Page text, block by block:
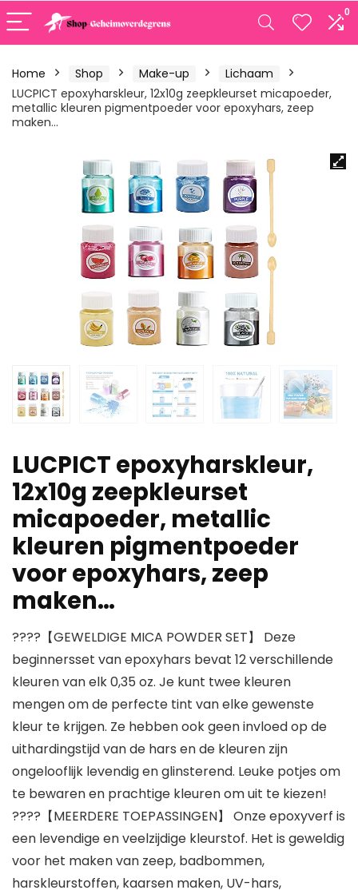
0
Home Shop Make-up
Lichaam
LUCPICT epoxyharskleur, 12x10g zeepkleurset micapoeder,
metallic kleuren pigmentpoeder voor epoxyhars, zeep
maken…
LUCPICT epoxyharskleur,
12x10g zeepkleurset
micapoeder, metallic
kleuren pigmentpoeder
voor epoxyhars, zeep
maken…
????【GEWELDIGE MICA POWDER SET】 Deze
beginnersset van epoxyhars bevat 12 verschillende
kleuren van elk 0,35 oz. Je kunt twee kleuren
mengen om de perfecte tint van elke gewenste
kleur te krijgen. Ze hebben ook geen invloed op de
uithardingstijd van de hars en de kleuren zijn
ongelooflijk levendig en glinsterend. Leuke potjes om
te bewaren en prachtige kleuren om uit te kiezen!
????【MEERDERE TOEPASSINGEN】 Onze epoxyverf is
een levendige en veelzijdige kleurstof. Het is geweldig
voor het maken van zeep, badbommen,
harskleurstoffen, kaarsen maken, UV-hars,